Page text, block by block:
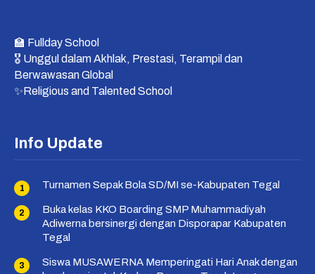
🏫 Fullday School
🎖 Unggul dalam Akhlak, Prestasi, Terampil dan
Berwawasan Global
✨Religious and Talented School
Info Update
Turnamen Sepak Bola SD/MI se-Kabupaten Tegal
Buka kelas KKO Boarding SMP Muhammadiyah
Adiwerna bersinergi dengan Disporapar Kabupaten
Tegal
Siswa MUSAWERNA Memperingati Hari Anak dengan